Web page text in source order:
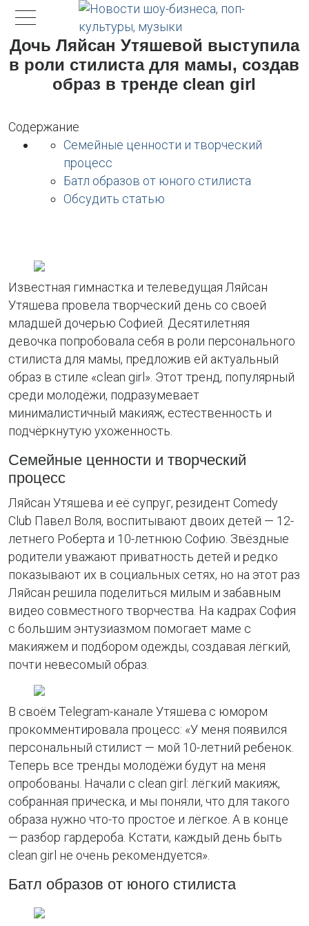
Дочь Ляйсан Утяшевой выступила
в роли стилиста для мамы, создав
образ в тренде clean girl
Содержание
Семейные ценности и творческий
процесс
Батл образов от юного стилиста
Обсудить статью
Известная гимнастка и телеведущая Ляйсан
Утяшева провела творческий день со своей
младшей дочерью Софией. Десятилетняя
девочка попробовала себя в роли персонального
стилиста для мамы, предложив ей актуальный
образ в стиле «clean girl». Этот тренд, популярный
среди молодёжи, подразумевает
минималистичный макияж, естественность и
подчёркнутую ухоженность.
Семейные ценности и творческий
процесс
Ляйсан Утяшева и её супруг, резидент Comedy
Club Павел Воля, воспитывают двоих детей — 12-
летнего Роберта и 10-летнюю Софию. Звёздные
родители уважают приватность детей и редко
показывают их в социальных сетях, но на этот раз
Ляйсан решила поделиться милым и забавным
видео совместного творчества. На кадрах София
с большим энтузиазмом помогает маме с
макияжем и подбором одежды, создавая лёгкий,
почти невесомый образ.
В своём Telegram-канале Утяшева с юмором
прокомментировала процесс: «У меня появился
персональный стилист — мой 10-летний ребенок.
Теперь все тренды молодёжи будут на меня
опробованы. Начали с clean girl: лёгкий макияж,
собранная прическа, и мы поняли, что для такого
образа нужно что-то простое и лёгкое. А в конце
— разбор гардероба. Кстати, каждый день быть
clean girl не очень рекомендуется».
Батл образов от юного стилиста